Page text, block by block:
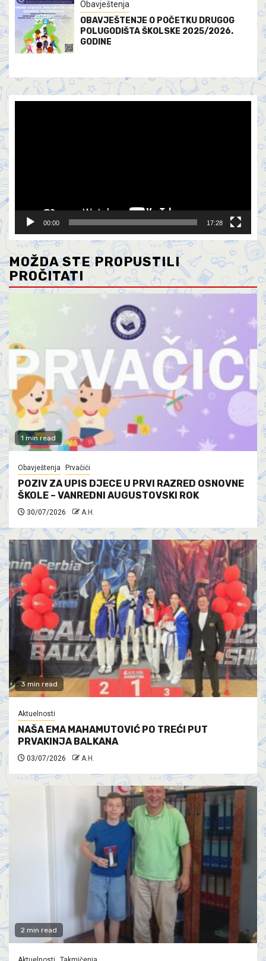
Obavještenja
OBAVJEŠTENJE O POČETKU DRUGOG
POLUGODIŠTA ŠKOLSKE 2025/2026.
GODINE
00:00 17:28
MOŽDA STE PROPUSTILI
PROČITATI
1 min read
Obavještenja Prvačići
POZIV ZA UPIS DJECE U PRVI RAZRED OSNOVNE
ŠKOLE – VANREDNI AUGUSTOVSKI ROK
30/07/2026 A.H.
3 min read
Aktuelnosti
NAŠA EMA MAHAMUTOVIĆ PO TREĆI PUT
PRVAKINJA BALKANA
03/07/2026 A.H.
2 min read